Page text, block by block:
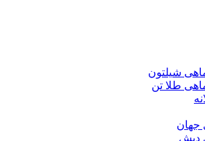
شیلتون
طلا تن
جهان
دبش